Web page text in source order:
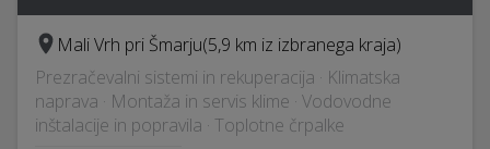
Mali Vrh pri Šmarju(5,9 km iz izbranega kraja)
Prezračevalni sistemi in rekuperacija · Klimatska
naprava · Montaža in servis klime · Vodovodne
inštalacije in popravila · Toplotne črpalke